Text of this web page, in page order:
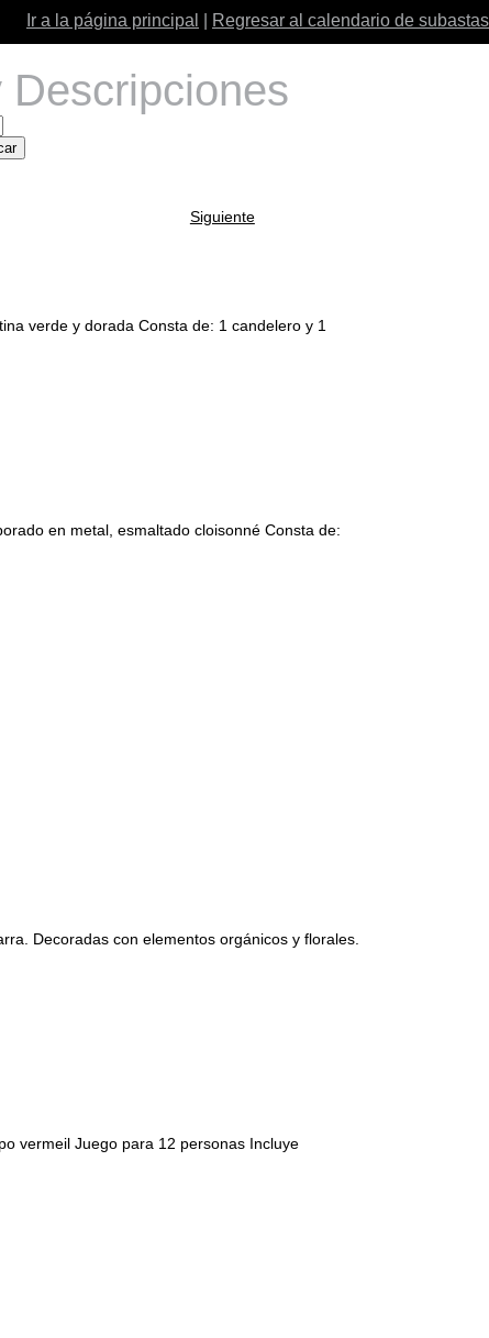
Ir a la página principal Regresar al calendario de subastas
Siguiente
verde y dorada Consta de: 1 candelero y 1
en metal, esmaltado cloisonné Consta de:
Decoradas con elementos orgánicos y florales.
vermeil Juego para 12 personas Incluye